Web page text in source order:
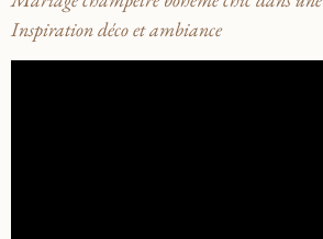
Inspiration déco et ambiance